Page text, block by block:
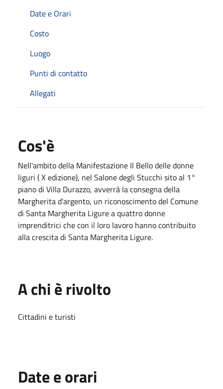
Date e Orari
Costo
Luogo
Punti di contatto
Allegati
Cos'è
Nell'ambito della Manifestazione Il Bello delle donne
liguri ( X edizione), nel Salone degli Stucchi sito al 1°
piano di Villa Durazzo, avverrà la consegna della
Margherita d'argento, un riconoscimento del Comune
di Santa Margherita Ligure a quattro donne
imprenditrici che con il loro lavoro hanno contribuito
alla crescita di Santa Margherita Ligure.
A chi è rivolto
Cittadini e turisti
Date e orari